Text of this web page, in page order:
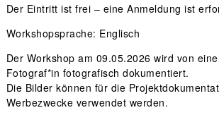
Der Eintritt ist frei – eine Anmeldung ist
Workshopsprache: Englisch
Der Workshop am 09.05.2026 wird von
Fotograf*in fotografisch dokumentiert.
Die Bilder können für die
Werbezwecke verwendet werden.